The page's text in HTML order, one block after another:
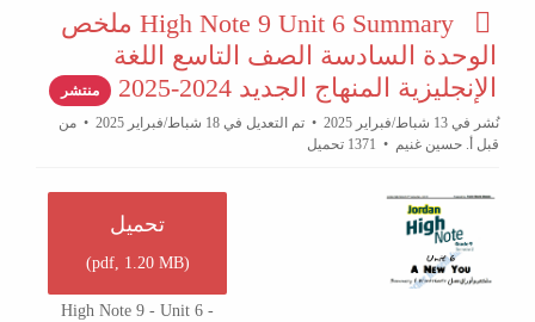
p
d
f
High Note 9 Unit 6 Summary ملخص
الوحدة السادسة الصف التاسع اللغة
الإنجليزية المنهاج الجديد 2024-2025
منتشر
نُشر في 13 شباط/فبراير 2025
تم التعديل في 18 شباط/فبراير 2025
من
قبل أ. حسين غنيم
تحميل
(
pdf, 1.20 MB
)
High Note 9 - Unit 6 -